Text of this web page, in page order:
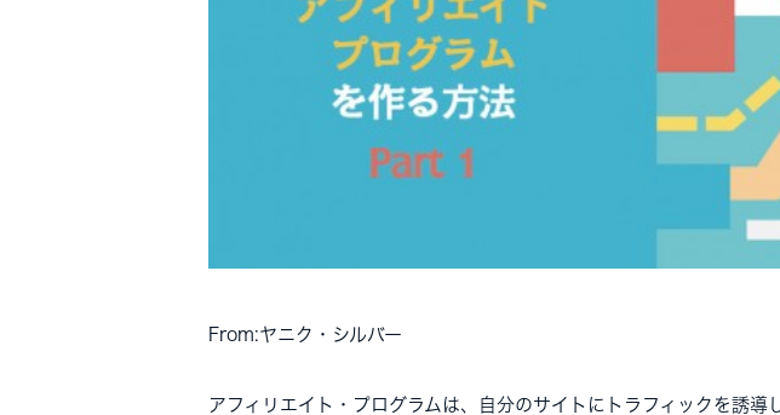
From:ヤニク・シルバー
アフィリエイト・プログラムは、自分のサイトにトラフィックを誘導